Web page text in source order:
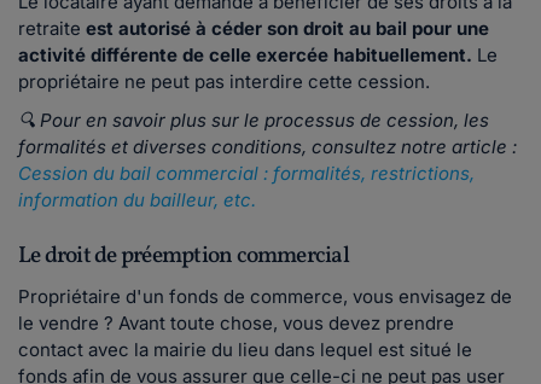
retraite est autorisé à céder son droit au bail pour une
activité différente de celle exercée habituellement. Le
propriétaire ne peut pas interdire cette cession.
🔍 Pour en savoir plus sur le processus de cession, les
formalités et diverses conditions, consultez notre article :
Cession du bail commercial : formalités, restrictions,
information du bailleur, etc.
Le droit de préemption commercial
Propriétaire d'un fonds de commerce, vous envisagez de
le vendre ? Avant toute chose, vous devez prendre
contact avec la mairie du lieu dans lequel est situé le
fonds afin de vous assurer que celle-ci ne peut pas user